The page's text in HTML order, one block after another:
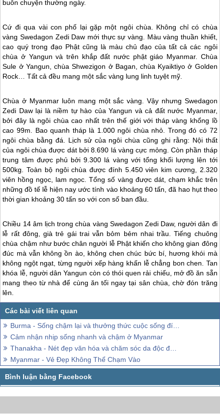
buôn chuyện thường ngày.
Cứ đi qua vài con phố lại gặp một ngôi chùa. Không chỉ có chùa
vàng Swedagon Zedi Daw mới thực sự vàng. Màu vàng thuần khiết,
cao quý trong đạo Phật cũng là màu chủ đạo của tất cả các ngôi
chùa ở Yangun và trên khắp đất nước phật giáo Myanmar. Chùa
Sule ở Yangun, chùa Shwezigon ở Bagan, chùa Kyaiktiyo ở Golden
Rock… Tất cả đều mang một sắc vàng lung linh tuyệt mỹ.
Chùa ở Myanmar luôn mang một sắc vàng. Vậy nhưng Swedagon
Zedi Daw lại là niềm tự hào của Yangun và cả đất nước Myanmar,
bởi đây là ngôi chùa cao nhất trên thế giới với tháp vàng khổng lồ
cao 99m. Bao quanh tháp là 1.000 ngôi chùa nhỏ. Trong đó có 72
ngôi chùa bằng đá. Lịch sử của ngôi chùa cũng ghi rằng: Nội thất
của ngôi chùa được dát bởi 8.690 lá vàng cực mỏng. Còn phần tháp
trung tâm được phủ bởi 9.300 lá vàng với tổng khối lượng lên tới
500kg. Toàn bộ ngôi chùa được đính 5.450 viên kim cương, 2.320
viên hồng ngọc, lam ngọc. Tổng số vàng được dát, chạm khắc trên
những đồ tế lễ hiện nay ước tính vào khoảng 60 tấn, đã hao hụt theo
thời gian khoảng 30 tấn so với con số ban đầu.
Chiều 14 âm lịch trong chùa vàng Swedagon Zedi Daw, người dân đi
lễ rất đông, già trẻ gái trai vẫn bỏm bẻm nhai trầu. Tiếng chuông
chùa chậm như bước chân người lễ Phật khiến cho không gian đông
đúc mà vẫn không ồn ào, không chen chúc bức bí, hương khói mà
không ngột ngạt, từng người xếp hàng khấn lễ chẳng bon chen. Tan
khóa lễ, người dân Yangun còn có thói quen rải chiếu, mở đồ ăn sẵn
mang theo từ nhà để cùng ăn tối ngay tại sân chùa, chờ đón trăng
lên.
Burma - Sống chậm lại và thưởng thức cuộc sống đích thực
Cảm nhận nhịp sống nhanh và chậm ở Myanmar
Thanakha - Nét đẹp văn hóa và chăm sóc da độc đáo của Myanmar
Myanmar - Vẻ Đẹp Không Thể Chạm Vào